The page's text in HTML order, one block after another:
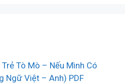
Tò Mò – Nếu Mình Có
Ngữ Việt – Anh) PDF